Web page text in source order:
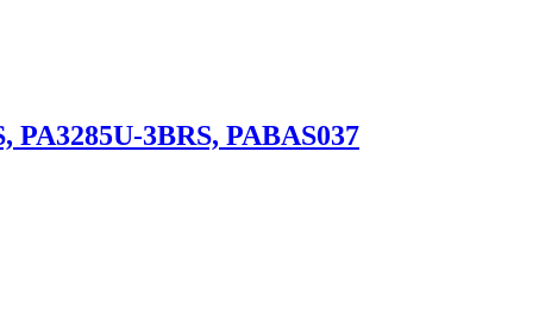
PA3285U-3BRS, PABAS037